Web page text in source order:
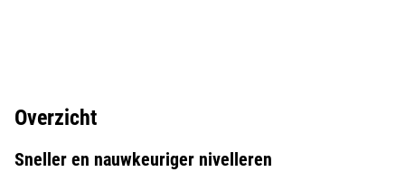
Overzicht
Sneller en nauwkeuriger nivelleren